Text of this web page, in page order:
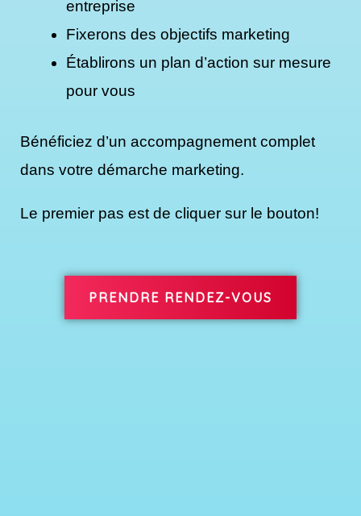
entreprise
Fixerons des objectifs marketing
Établirons un plan d’action sur mesure
pour vous
Bénéficiez d’un accompagnement complet
dans votre démarche marketing.
Le premier pas est de cliquer sur le bouton!
PRENDRE RENDEZ-VOUS